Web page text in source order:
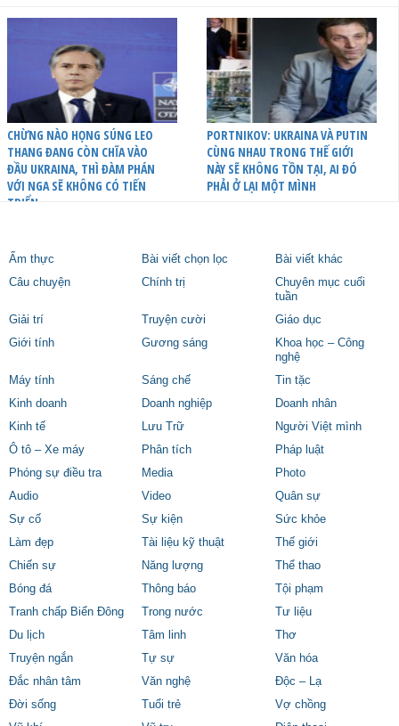
CHỪNG NÀO HỌNG SÚNG LEO
THANG ĐANG CÒN CHĨA VÀO
ĐẦU UKRAINA, THÌ ĐÀM PHÁN
VỚI NGA SẼ KHÔNG CÓ TIẾN
TRIỂN
PORTNIKOV: UKRAINA VÀ PUTIN
CÙNG NHAU TRONG THẾ GIỚI
NÀY SẼ KHÔNG TỒN TẠI, AI ĐÓ
PHẢI Ở LẠI MỘT MÌNH
Ẩm thực Bài viết chọn lọc
Bài viết khác
Câu chuyện
Chính trị
Chuyên mục cuối
tuần
Giải trí
Truyện cười
Giáo dục
Giới tính
Gương sáng
Khoa học – Công
nghệ
Máy tính
Sáng chế
Tin tặc
Kinh doanh
Doanh nghiệp
Doanh nhân
Kinh tế
Lưu Trữ
Người Việt mình
Ô tô – Xe máy
Phân tích
Pháp luật
Phóng sự điều tra
Media
Photo
Audio
Video
Quân sự
Sự cố
Sự kiện
Sức khỏe
Làm đẹp
Tài liệu kỹ thuật
Thế giới
Chiến sự
Năng lượng
Thể thao
Bóng đá
Thông báo
Tội phạm
Tranh chấp Biển Đông
Trong nước
Tư liệu
Du lịch
Tâm linh
Thơ
Truyện ngắn
Tự sự
Văn hóa
Đắc nhân tâm
Văn nghệ
Độc – Lạ
Đời sống
Tuổi trẻ
Vợ chồng